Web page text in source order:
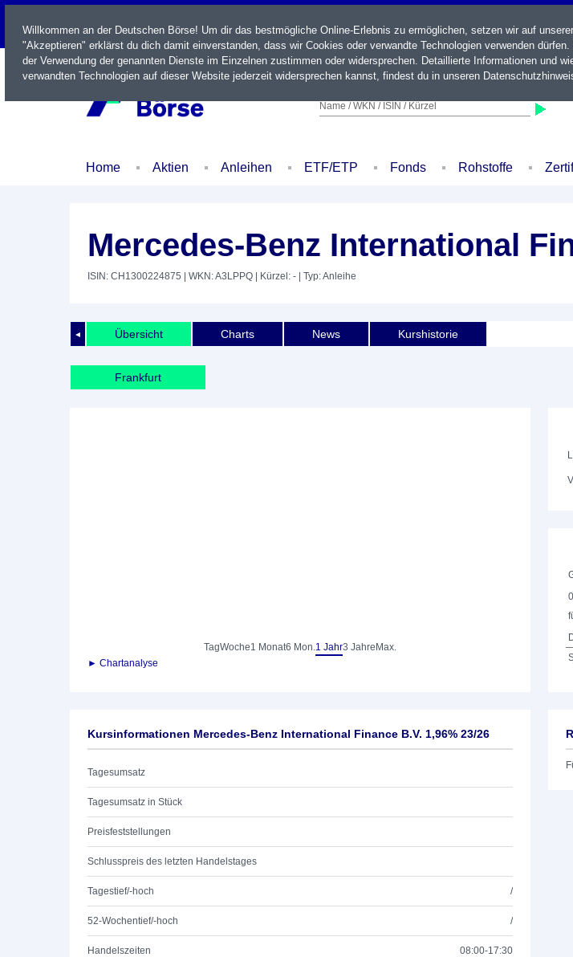
LIVE
Name / WKN / ISIN / Kürzel
Home Aktien Anleihen ETF/ETP Fonds Rohstoffe
Mercedes-Benz International
ISIN: CH1300224875 | WKN: A3LPPQ | Kürzel: - | Typ: Anleihe
◄ Übersicht Charts News Kurshistorie
Frankfurt
TagWoche1 Monat6 Mon.1 Jahr3 Jahre Max.
► Chartanalyse
0
Kursinformationen Mercedes-Benz International Finance B.V. 1,96% 23/26
Tagesumsatz
Tagesumsatz in Stück
Preisfeststellungen
Schlusspreis des letzten Handelstages
Tagestief/-hoch /
52-Wochentief/-hoch /
Handelszeiten 08:00-17:30
Willkommen an der Deutschen Börse! Um dir das bestmögliche Online-Erlebnis zu ermöglichen, setzen wir auf
"Akzeptieren" erklärst du dich damit einverstanden, dass wir Cookies oder verwandte Technologien verwenden
der Verwendung der genannten Dienste im Einzelnen zustimmen oder widersprechen. Detaillierte Informationen und
verwandten Technologien auf dieser Website jederzeit widersprechen kannst, findest du in unseren